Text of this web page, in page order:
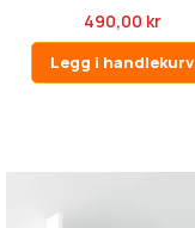
490,00 kr
Legg i handlekurv